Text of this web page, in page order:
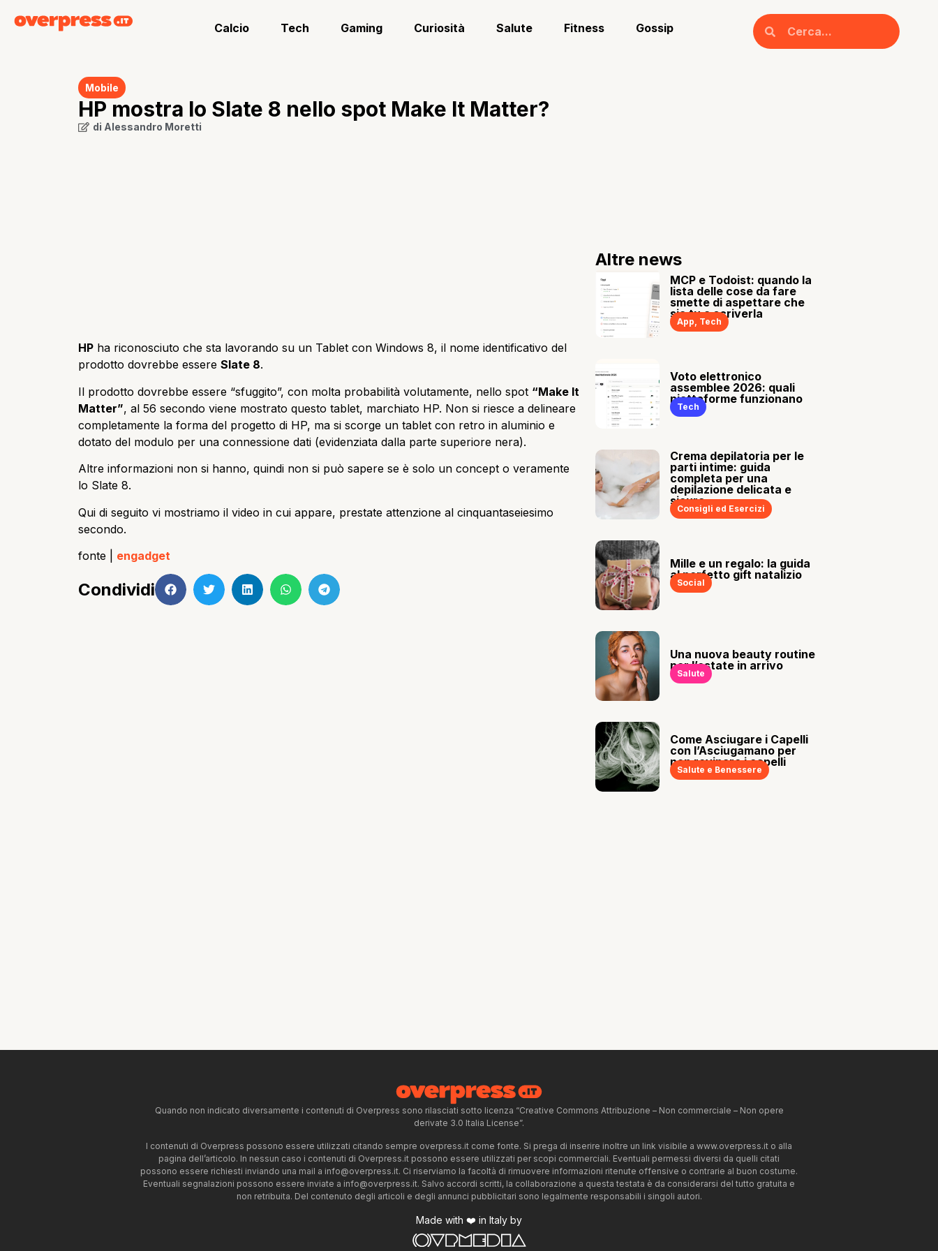
Calcio Tech Gaming Curiosità Salute Fitness Gossip
Mobile
HP mostra lo Slate 8 nello spot Make It Matter?
di Alessandro Moretti
HP ha riconosciuto che sta lavorando su un Tablet con Windows 8, il nome identificativo del
prodotto dovrebbe essere Slate 8.
Il prodotto dovrebbe essere “sfuggito”, con molta probabilità volutamente, nello spot “Make It
Matter”, al 56 secondo viene mostrato questo tablet, marchiato HP. Non si riesce a delineare
completamente la forma del progetto di HP, ma si scorge un tablet con retro in aluminio e
dotato del modulo per una connessione dati (evidenziata dalla parte superiore nera).
Altre informazioni non si hanno, quindi non si può sapere se è solo un concept o veramente
lo Slate 8.
Qui di seguito vi mostriamo il video in cui appare, prestate attenzione al cinquantaseiesimo
secondo.
fonte | engadget
Condividi
Altre news
MCP e Todoist: quando la
lista delle cose da fare
smette di aspettare che
sia tu a scriverla
App, Tech
Voto elettronico
assemblee 2026: quali
piattaforme funzionano
Tech
Crema depilatoria per le
parti intime: guida
completa per una
depilazione delicata e
sicura
Consigli ed Esercizi
Mille e un regalo: la guida
al perfetto gift natalizio
Social
Una nuova beauty routine
per l’estate in arrivo
Salute
Come Asciugare i Capelli
con l’Asciugamano per
non rovinare i capelli
Salute e Benessere
Quando non indicato diversamente i contenuti di Overpress sono rilasciati sotto licenza “Creative Commons Attribuzione – Non commerciale – Non opere
derivate 3.0 Italia License”.
I contenuti di Overpress possono essere utilizzati citando sempre overpress.it come fonte. Si prega di inserire inoltre un link visibile a www.overpress.it o alla
pagina dell’articolo. In nessun caso i contenuti di Overpress.it possono essere utilizzati per scopi commerciali. Eventuali permessi diversi da quelli citati
possono essere richiesti inviando una mail a info@overpress.it. Ci riserviamo la facoltà di rimuovere informazioni ritenute offensive o contrarie al buon costume.
Eventuali segnalazioni possono essere inviate a info@overpress.it. Salvo accordi scritti, la collaborazione a questa testata è da considerarsi del tutto gratuita e
non retribuita. Del contenuto degli articoli e degli annunci pubblicitari sono legalmente responsabili i singoli autori.
Made with ❤️ in Italy by